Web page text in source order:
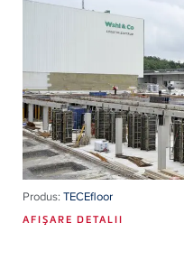
Produs: TECEfloor
AFIŞARE DETALII